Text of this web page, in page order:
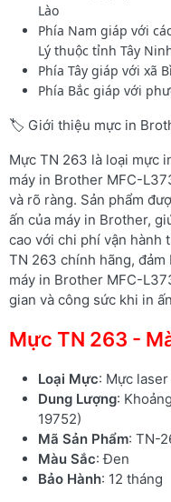
Lào
Phía Nam giáp với
Lý thuộc tỉnh Tây
Phía Tây giáp với xã
Phía Bắc giáp với
🏷️ Giới thiệu mực in
Mực TN 263 là loại mực
máy in Brother MFC-
và rõ ràng. Sản phẩm
ấn của máy in Brother,
cao với chi phí vận hành
TN 263 chính hãng,
máy in Brother MFC-
gian và công sức khi in
Mực TN 263 -
Loại Mực: Mực
Dung Lượng:
19752)
Mã Sản Phẩm: TN-
Màu Sắc: Đen
Bảo Hành: 12 tháng